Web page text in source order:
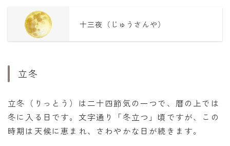
十三夜（じゅうさんや）
立冬
立冬（りっとう）は二十四節気の一つで、暦の上では
冬に入る日です。文字通り「冬立つ」頃ですが、この
時期は天候に恵まれ、さわやかな日が続きます。